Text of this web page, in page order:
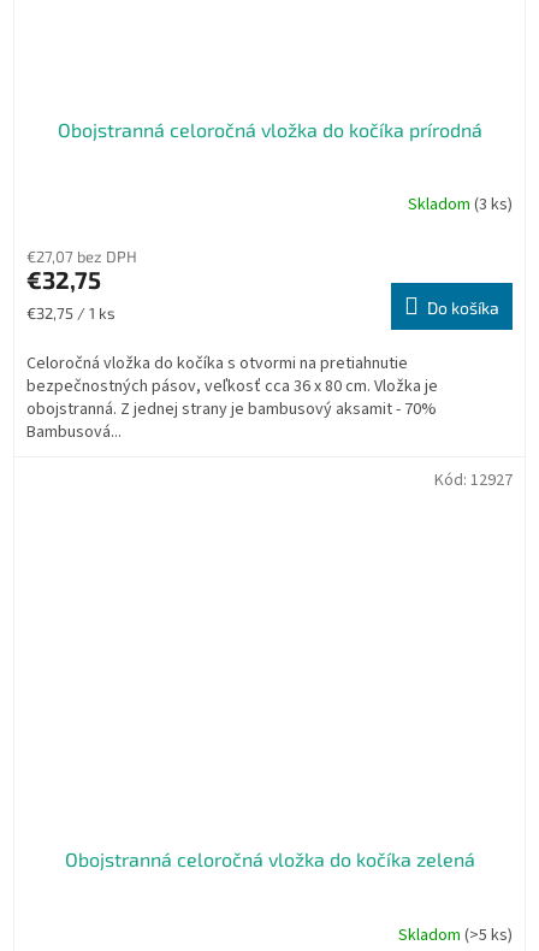
Obojstranná celoročná vložka do kočíka prírodná
Skladom (3 ks)
€27,07 bez DPH
€32,75
Jednotková
€32,75 / 1 ks Do košíka
Celoročná vložka do kočíka s otvormi na pretiahnutie
bezpečnostných pásov, veľkosť cca 36 x 80 cm. Vložka je
obojstranná. Z jednej strany je bambusový aksamit - 70%
Bambusová...
Obojstranná celoročná vložka do kočíka zelená
Skladom (>5 ks)
Kód: 12927